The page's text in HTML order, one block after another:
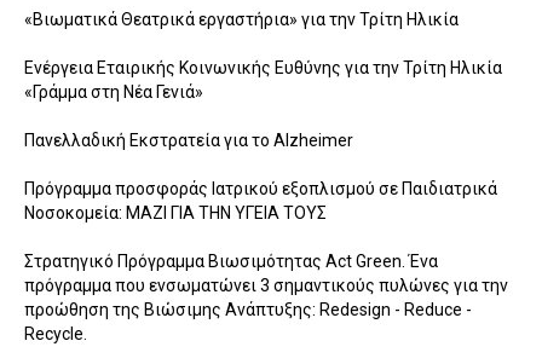
«Βιωματικά Θεατρικά εργαστήρια» για την Τρίτη Ηλικία
Ενέργεια Εταιρικής Κοινωνικής Ευθύνης για την Τρίτη Ηλικία
«Γράμμα στη Νέα Γενιά»
Πανελλαδική Εκστρατεία για το Alzheimer
Πρόγραμμα προσφοράς Ιατρικού εξοπλισμού σε Παιδιατρικά
Νοσοκομεία: ΜΑΖΙ ΓΙΑ ΤΗΝ ΥΓΕΙΑ ΤΟΥΣ
Στρατηγικό Πρόγραμμα Βιωσιμότητας Act Green. Ένα
πρόγραμμα που ενσωματώνει 3 σημαντικούς πυλώνες για την
προώθηση της Βιώσιμης Ανάπτυξης: Redesign - Reduce -
Recycle.